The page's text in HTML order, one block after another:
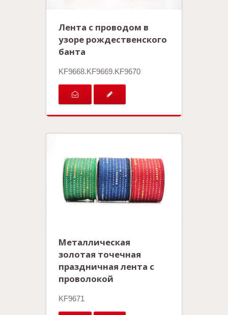
Лента с проводом в
узоре рождественского
банта
KF9668.KF9669.KF9670
Металлическая
золотая точечная
праздничная лента с
проволокой
KF9671